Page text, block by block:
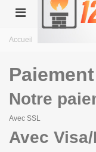
Accueil
Notre
Avec SSL
Avec